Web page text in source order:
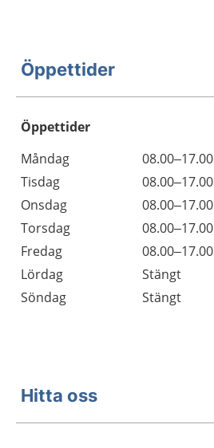
Öppettider
Öppettider
Dag
Öppettider
Kommentarer
Måndag
08.00–17.00
Tisdag
08.00–17.00
Onsdag
08.00–17.00
Torsdag
08.00–17.00
Fredag
08.00–17.00
Lördag
Stängt
Söndag
Stängt
Hitta oss